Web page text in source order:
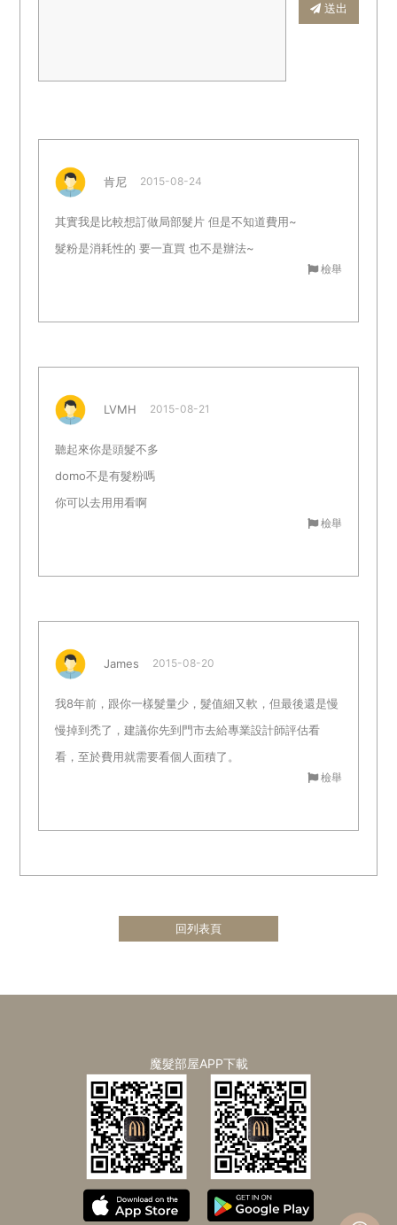
送出
肯尼 2015-08-24
其實我是比較想訂做局部髮片 但是不知道費用~
髮粉是消耗性的 要一直買 也不是辦法~
檢舉
LVMH 2015-08-21
聽起來你是頭髮不多
domo不是有髮粉嗎
你可以去用用看啊
檢舉
James 2015-08-20
我8年前，跟你一樣髮量少，髮值細又軟，但最後還是慢
慢掉到禿了，建議你先到門市去給專業設計師評估看
看，至於費用就需要看個人面積了。
檢舉
回列表頁
魔髮部屋APP下載